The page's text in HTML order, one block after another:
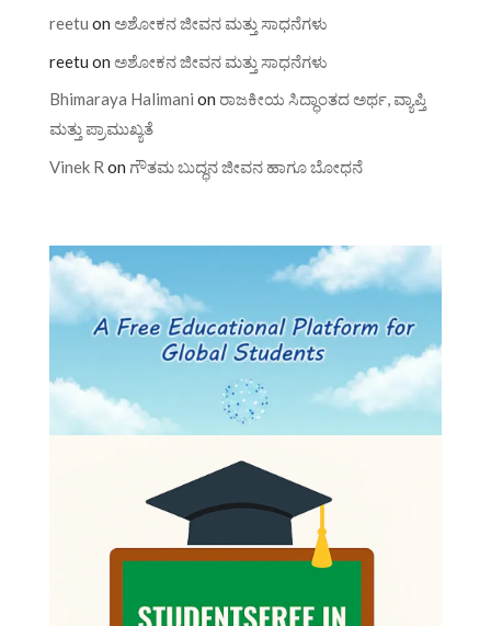
reetu on ಅಶೋಕನ ಜೀವನ ಮತ್ತು ಸಾಧನೆಗಳು
reetu on ಅಶೋಕನ ಜೀವನ ಮತ್ತು ಸಾಧನೆಗಳು
Bhimaraya Halimani on ರಾಜಕೀಯ ಸಿದ್ಧಾಂತದ ಅರ್ಥ, ವ್ಯಾಪ್ತಿ
ಮತ್ತು ಪ್ರಾಮುಖ್ಯತೆ
Vinek R on ಗೌತಮ ಬುದ್ಧನ ಜೀವನ ಹಾಗೂ ಬೋಧನೆ